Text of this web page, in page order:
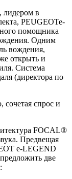
лидером в
PEUGEOTe-
помощника
Одним
вождения,
открыть и
Система
(директора по
сочетая спрос и
FOCAL®
Предвещая
e-LEGEND
две